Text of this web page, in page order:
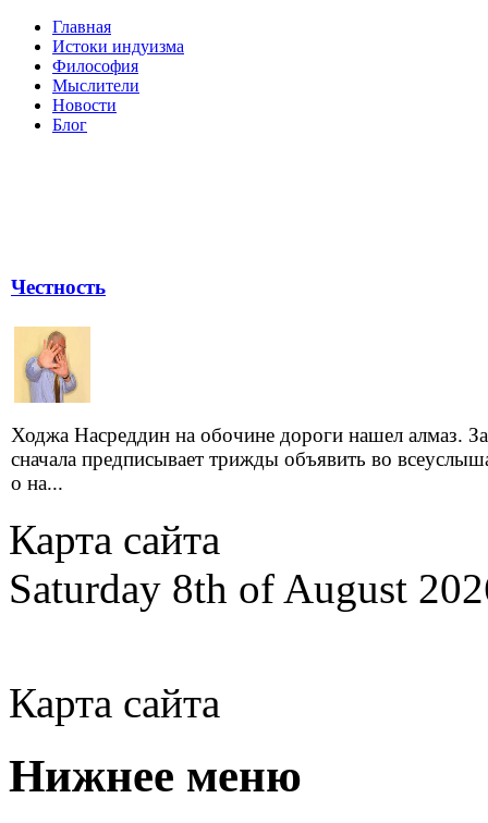
Главная
Истоки индуизма
Философия
Мыслители
Новости
Блог
Честность
Ходжа Насреддин на обочине дороги нашел алмаз.
сначала предписывает трижды объявить во
о на...
Карта сайта
Saturday 8th of August
Карта сайта
Нижнее меню